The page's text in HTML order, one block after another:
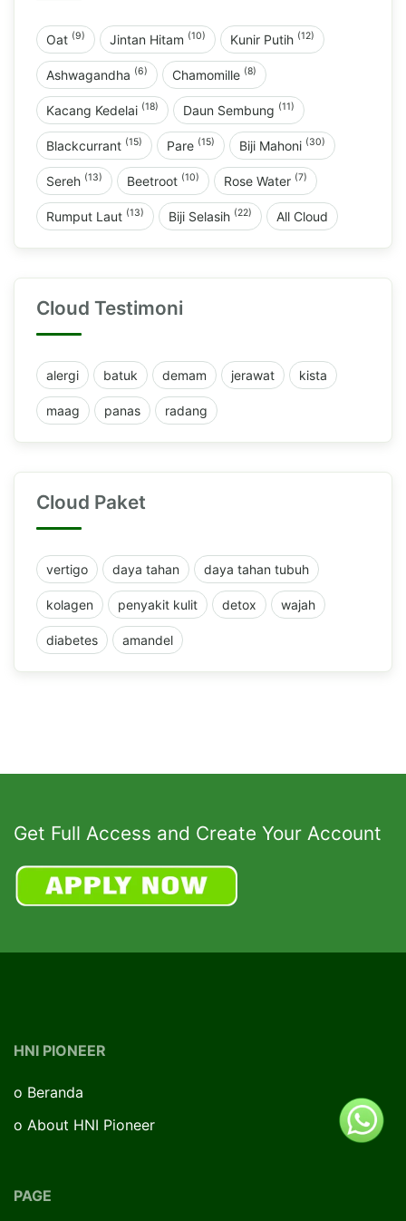
Oat (9) Jintan Hitam (10) Kunir Putih (12)
Ashwagandha (6) Chamomille (8)
Kacang Kedelai (18) Daun Sembung (11)
Blackcurrant (15) Pare (15) Biji Mahoni (30)
Sereh (13) Beetroot (10) Rose Water (7)
Rumput Laut (13) Biji Selasih (22) All Cloud
Cloud Testimoni
alergi batuk demam jerawat kista
maag panas radang
Cloud Paket
vertigo daya tahan daya tahan tubuh
kolagen penyakit kulit detox wajah
diabetes amandel
Get Full Access and Create Your Account
HNI PIONEER
o Beranda
o About HNI Pioneer
PAGE